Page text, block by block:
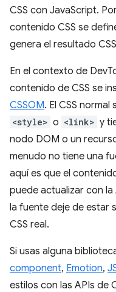
CSS con JavaScript.
contenido CSS se
genera el resultado
En el contexto de
contenido de CSS se
CSSOM. El CSS
<style> o <link> y
nodo DOM o un
menudo no tiene una
aquí es que el
puede actualizar con la
la fuente deje de estar
CSS real.
Si usas alguna
component, Emotion,
estilos con las APIs de